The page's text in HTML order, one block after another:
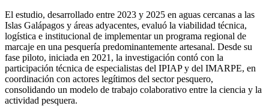
El estudio, desarrollado entre 2023 y 2025 en aguas cercanas a las
Islas Galápagos y áreas adyacentes, evaluó la viabilidad técnica,
logística e institucional de implementar un programa regional de
marcaje en una pesquería predominantemente artesanal. Desde su
fase piloto, iniciada en 2021, la investigación contó con la
participación técnica de especialistas del IPIAP y del IMARPE, en
coordinación con actores legítimos del sector pesquero,
consolidando un modelo de trabajo colaborativo entre la ciencia y la
actividad pesquera.